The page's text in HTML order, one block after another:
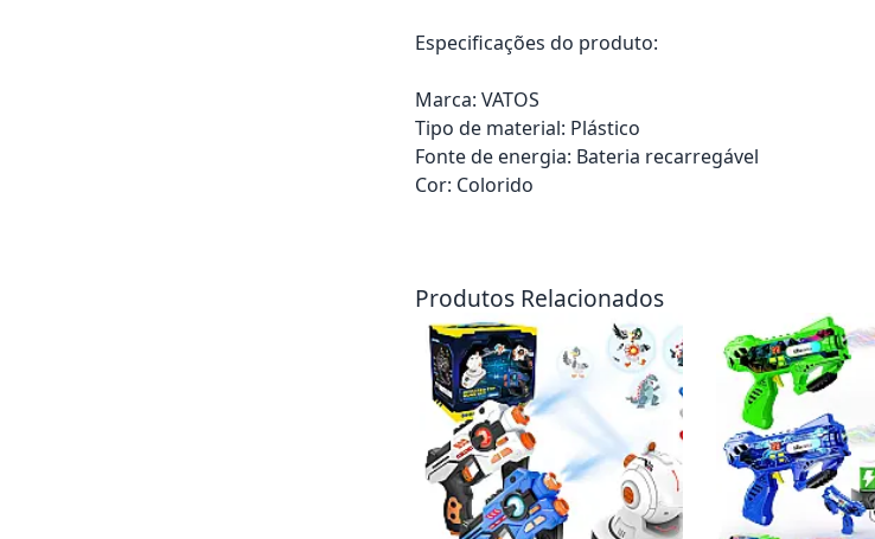
Especificações do produto:
Marca: VATOS
Tipo de material: Plástico
Fonte de energia: Bateria recarregável
Cor: Colorido
Produtos Relacionados
Adicionar ao carrinho